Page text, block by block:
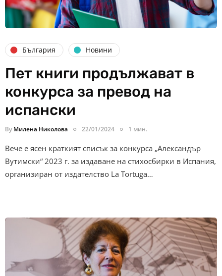
България Новини
Пет книги продължават в
конкурса за превод на
испански
By Милена Николова 22/01/2024 1 мин.
Вече е ясен краткият списък за конкурса „Александър
Вутимски“ 2023 г. за издаване на стихосбирки в Испания,
организиран от издателство La Tortuga…